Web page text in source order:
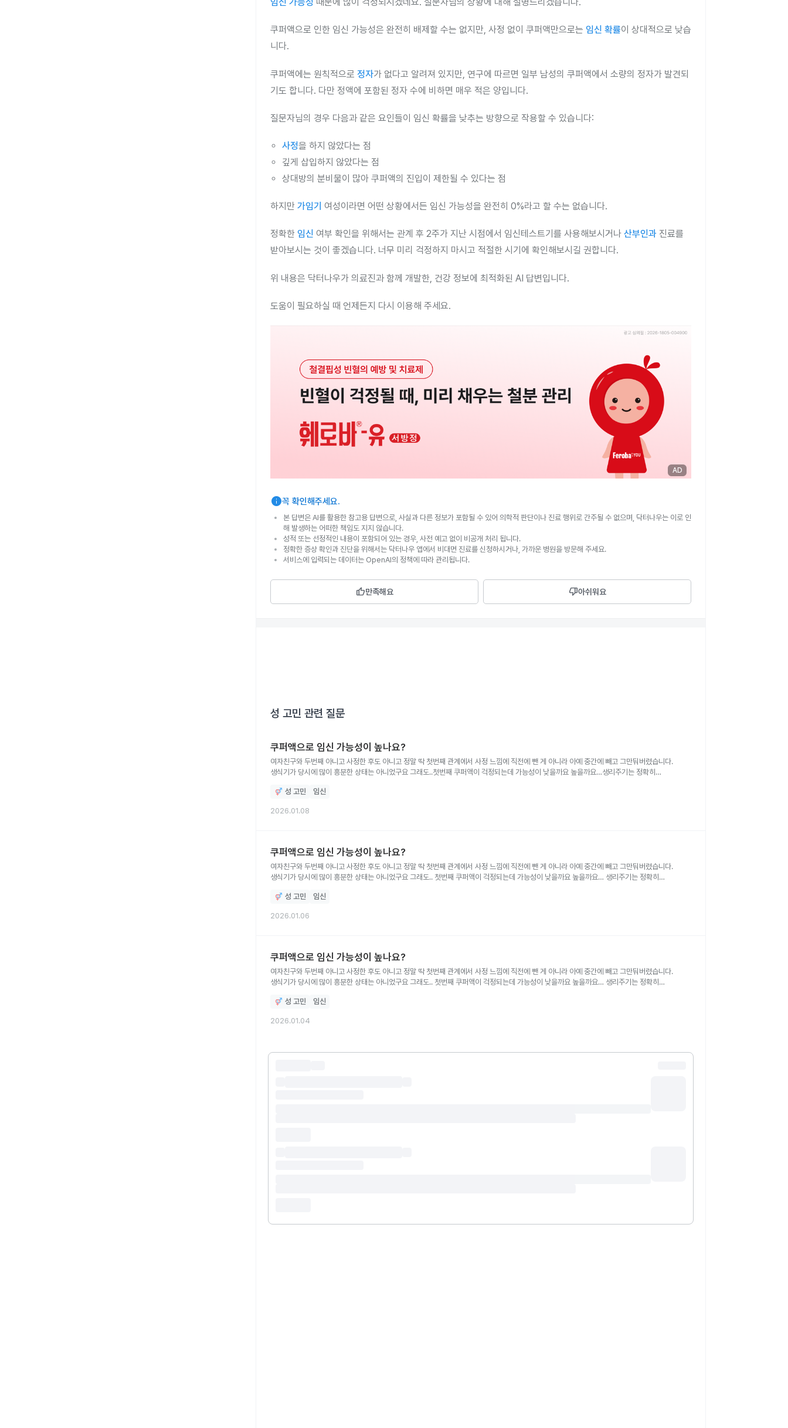
쿠퍼액으로 인한 임신 가능성은 완전히 배제할 수는 없지만, 사정 없이 쿠퍼액만으로는 임신 확률이 상대적으로 낮습
니다.
쿠퍼액에는 원칙적으로 정자가 없다고 알려져 있지만, 연구에 따르면 일부 남성의 쿠퍼액에서 소량의 정자가 발견되
기도 합니다. 다만 정액에 포함된 정자 수에 비하면 매우 적은 양입니다.
질문자님의 경우 다음과 같은 요인들이 임신 확률을 낮추는 방향으로 작용할 수 있습니다:
사정을 하지 않았다는 점
깊게 삽입하지 않았다는 점
상대방의 분비물이 많아 쿠퍼액의 진입이 제한될 수 있다는 점
하지만 가임기 여성이라면 어떤 상황에서든 임신 가능성을 완전히 0%라고 할 수는 없습니다.
정확한 임신 여부 확인을 위해서는 관계 후 2주가 지난 시점에서 임신테스트기를 사용해보시거나 산부인과 진료를
받아보시는 것이 좋겠습니다. 너무 미리 걱정하지 마시고 적절한 시기에 확인해보시길 권합니다.
위 내용은 닥터나우가 의료진과 함께 개발한, 건강 정보에 최적화된 AI 답변입니다.
도움이 필요하실 때 언제든지 다시 이용해 주세요.
AD
info꼭 확인해주세요.
본 답변은 AI를 활용한 참고용 답변으로, 사실과 다른 정보가 포함될 수 있어 의학적 판단이나 진료 행위로 간주될 수 없으며, 닥터나우는 이로 인
해 발생하는 어떠한 책임도 지지 않습니다.
성적 또는 선정적인 내용이 포함되어 있는 경우, 사전 예고 없이 비공개 처리 됩니다.
정확한 증상 확인과 진단을 위해서는 닥터나우 앱에서 비대면 진료를 신청하시거나, 가까운 병원을 방문해 주세요.
서비스에 입력되는 데이터는 OpenAI의 정책에 따라 관리됩니다.
thumb_up만족해요 thumb_down아쉬워요
성 고민 관련 질문
쿠퍼액으로 임신 가능성이 높나요?
여자친구와 두번째 아니고 사정한 후도 아니고 정말 딱 첫번째 관계에서 사정 느낌에 직전에 뺀 게 아니라 아예 중간에 빼고 그만둬버렸습니다.
생식기가 당시에 많이 흥분한 상태는 아니었구요 그래도..첫번째 쿠퍼액이 걱정되는데 가능성이 낮을까요 높을까요…생리주기는 정확히
출혈이 있다고 합니다. 처음 피를 확인했을 때 붉고 양도 적은 편은 아니었구요. 시간이 지나고 첫 날이라 그런지 양이 많지는 않지만 변기에 앉았을
확인하니 생리대에 많이 안 묻어나고 깊숙히 닦아냈을 때 붉긴한데 처음 확인한 혈처럼 붉지는 않았어요..
성 고민 임신
2026.01.08
쿠퍼액으로 임신 가능성이 높나요?
여자친구와 두번째 아니고 사정한 후도 아니고 정말 딱 첫번째 관계에서 사정 느낌에 직전에 뺀 게 아니라 아예 중간에 빼고 그만둬버렸습니다.
생식기가 당시에 많이 흥분한 상태는 아니었구요 그래도.. 첫번째 쿠퍼액이 걱정되는데 가능성이 낮을까요 높을까요… 생리주기는 정확히
그게 느껴질 수도 있나요? 여자친구 생리예정일까지 2일 전인데 배가 더부룩 하고 허리가 뻐근하고 설사를 한대요. 생리하기 전에 원래 보통
성 고민 임신
2026.01.06
쿠퍼액으로 임신 가능성이 높나요?
여자친구와 두번째 아니고 사정한 후도 아니고 정말 딱 첫번째 관계에서 사정 느낌에 직전에 뺀 게 아니라 아예 중간에 빼고 그만둬버렸습니다.
생식기가 당시에 많이 흥분한 상태는 아니었구요 그래도.. 첫번째 쿠퍼액이 걱정되는데 가능성이 낮을까요 높을까요… 생리주기는 정확히
피가 묻었대요. 닦아내니 질 내에 특정 부위에서만 피가 묻어서 상처때문일거니 걱정말라고 하긴했지만 걱정되네요 착상혈일까요..? 원래
성 고민 임신
2026.01.04